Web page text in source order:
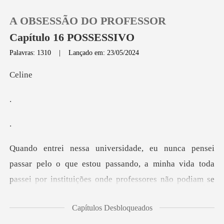
Sair
A OBSESSÃO DO PROFESSOR
Capítulo 16 POSSESSIVO
Palavras: 1310 |Lançado em: 23/05/2024
li
nha vida toda
passei por instituições onde professores não podiam se
Capítulos Desbloqueados